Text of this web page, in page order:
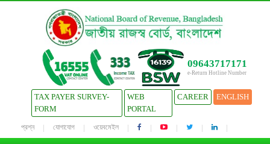
09643717171
e-Return Hotline Number
TAX PAYER SURVEY-
FORM
WEB
PORTAL
CAREER ENGLISH
প্রশ্ন যোগাযোগ ওয়েবমেইল